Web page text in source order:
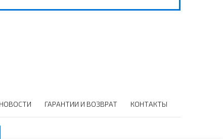
НОВОСТИ ГАРАНТИИ И ВОЗВРАТ КОНТАКТЫ